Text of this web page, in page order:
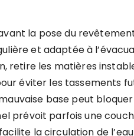
la pose du
et adaptée à
retire les matières
éviter les tassements
base peut bloquer
prévoit parfois une
la circulation de